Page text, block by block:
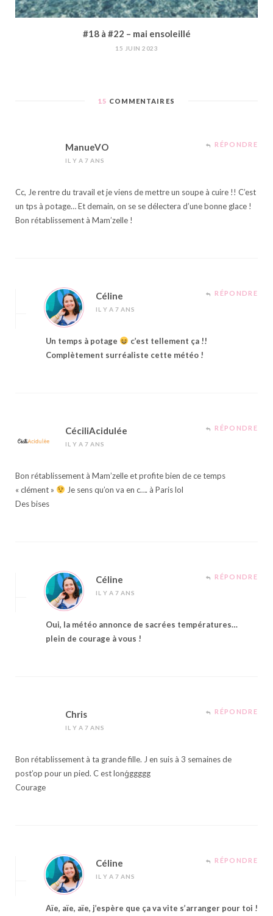
#18 à #22 – mai ensoleillé
15 JUIN 2023
15 COMMENTAIRES
ManueVO
IL Y A 7 ANS
RÉPONDRE
Cc, Je rentre du travail et je viens de mettre un soupe à cuire !! C’est
un tps à potage… Et demain, on se se délectera d’une bonne glace !
Bon rétablissement à Mam’zelle !
Céline
IL Y A 7 ANS
RÉPONDRE
Un temps à potage
c’est tellement ça !!
Complètement surréaliste cette météo !
CéciliAcidulée
IL Y A 7 ANS
RÉPONDRE
Bon rétablissement à Mam’zelle et profite bien de ce temps
« clément »
Je sens qu’on va en c…. à Paris lol
Des bises
Céline
IL Y A 7 ANS
RÉPONDRE
Oui, la météo annonce de sacrées températures…
plein de courage à vous !
Chris
IL Y A 7 ANS
RÉPONDRE
Bon rétablissement à ta grande fille. J en suis à 3 semaines de
post’op pour un pied. C est lonģggggg
Courage
Céline
IL Y A 7 ANS
RÉPONDRE
Aïe, aïe, aïe, j’espère que ça va vite s’arranger pour toi !